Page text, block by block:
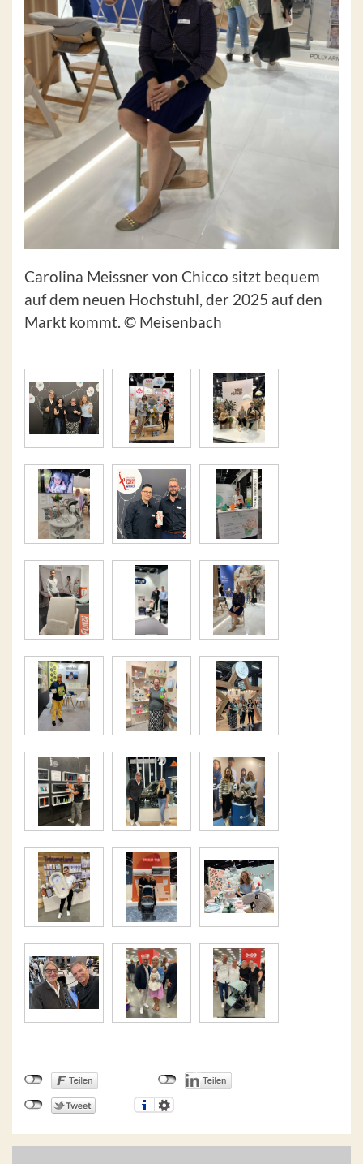
Carolina Meissner von Chicco sitzt bequem
auf dem neuen Hochstuhl, der 2025 auf den
Markt kommt. © Meisenbach